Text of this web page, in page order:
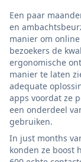
Een paar
en
manier om
bezoekers de
ergonomische
manier te laten
adequate
apps voordat ze
een onderdeel
gebruiken.
In just months
konden ze boost